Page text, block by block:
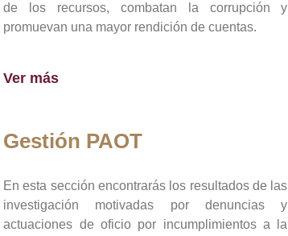
de los recursos, combatan la corrupción y
promuevan una mayor rendición de cuentas.
Ver más
Gestión PAOT
En esta sección encontrarás los resultados de las
investigación motivadas por denuncias y
actuaciones de oficio por incumplimientos a la